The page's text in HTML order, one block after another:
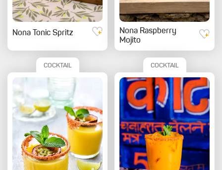
Nona Tonic Spritz
Nona Raspberry
Mojito
COCKTAIL COCKTAIL